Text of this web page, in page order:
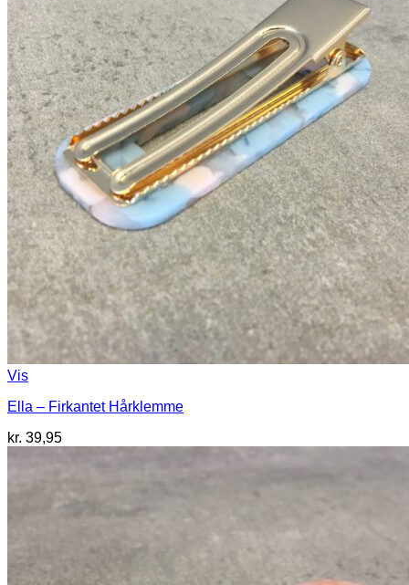
Vis
Ella – Firkantet Hårklemme
kr. 39,95